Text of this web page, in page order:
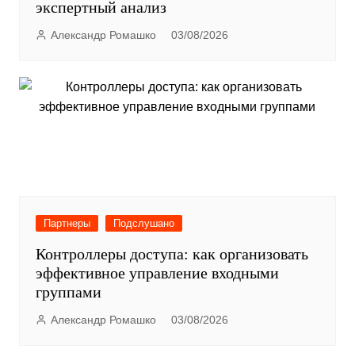
экспертный анализ
Александр Ромашко 03/08/2026
Партнеры Подслушано
Контроллеры доступа: как организовать
эффективное управление входными
группами
Александр Ромашко 03/08/2026